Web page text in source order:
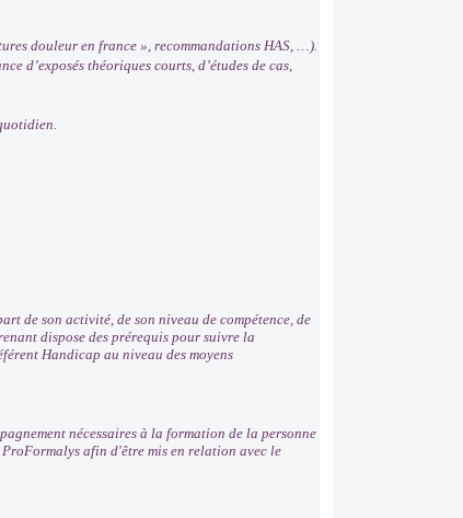
douleur en france », recommandations HAS, …).
d’exposés théoriques courts, d’études de cas,
de son activité, de son niveau de compétence, de
dispose des prérequis pour suivre la
Handicap au niveau des moyens
nécessaires à la formation de la personne
afin d'être mis en relation avec le